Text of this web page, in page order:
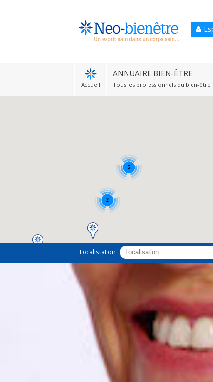
Accueil
ANNUAIRE BIEN-ÊTRE
Tous les professionnels du bien-être
5
2
Localistation :